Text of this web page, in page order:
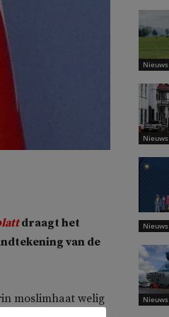
draagt het
van de
moslimhaat welig
Nieuws
Nieuws
Nieuws
Nieuws